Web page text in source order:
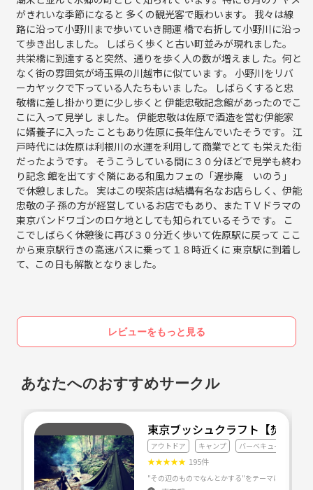
がきれいな季節になると 多くの観光客で賑わいます。 我々は線
路に沿って小野川まで歩いていき開運 橋で右折して小野川に沿っ
て歩き出しました。 しばらく歩くと古い町並みが現れました。
共栄橋に到達すると突然、通りを歩く人の数が増えまし た。何と
なく街の雰囲気が埼玉県の川越市に似ていま す。 小野川をリバ
ーカヤックで下っている人たちもいま した。 しばらくすると忠
敬橋に差し掛かり更に少し歩くと 伊能忠敬記念館があったのでこ
こに入って見学し ました。 伊能忠敬は佐原で酒造を営む伊能家
に婿養子に入った こともあり佐原に長年住んでいたそうです。 江
戸時代には佐原は利根川の水運を利用して商業でとて も栄えた街
だったようです。 そうこうしている間に３０分ほどで見学も終わ
り記念 館を出てすぐ隣にある和風カフェの「遅歩庵 いのう」
で休憩しました。 実はこの喫茶店は結構有名なお店らしく、伊能
忠敬の子 孫の方が経営しているお店でもあり、またＴＶドラマの
東京バンドワゴンのロケ地としても知られているそうで す。 こ
こでしばらく休憩後に再び３０分近く歩いて佐原駅に戻って ここ
から東京駅行きの高速バスに乗って１８時近くに 東京駅に到着し
て、この日も解散となりました。
レビューをもっと見る
あなたへのおすすめサークル
東京ブッシュクラフト【焚火・
アウトドア キャンプ バーベキュー
★★★★★ 195件